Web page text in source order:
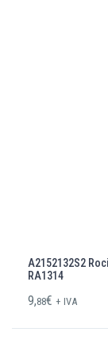
A2152132S2
RA1314
9,88€ + IVA